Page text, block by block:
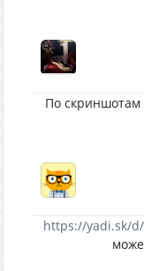
По
https://yadi.sk/